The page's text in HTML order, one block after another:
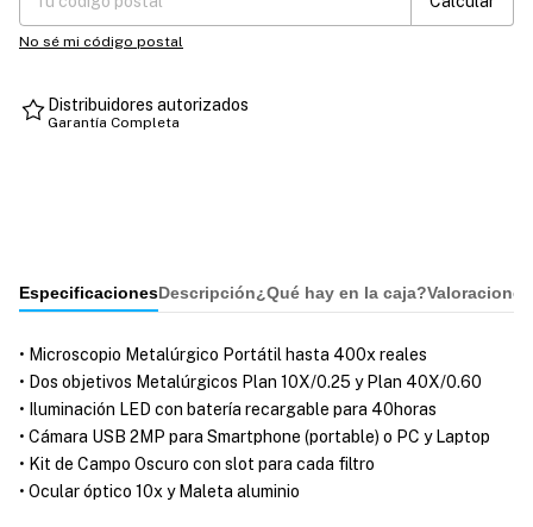
No sé mi código postal
Distribuidores autorizados
Garantía Completa
EspecificacionesDescripción¿Qué hay en la caja?
• Microscopio Metalúrgico Portátil hasta 400x reales
• Dos objetivos Metalúrgicos Plan 10X/0.25 y Plan 40X/0.60
• Iluminación LED con batería recargable para 40horas
• Cámara USB 2MP para Smartphone (portable) o PC y Laptop
• Kit de Campo Oscuro con slot para cada filtro
• Ocular óptico 10x y Maleta aluminio